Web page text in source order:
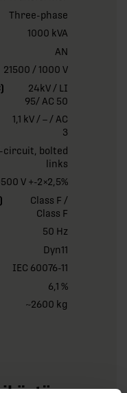
Three-phase
1000 kVA
AN
21500 / 1000 V
24kV / LI
95/ AC 50
1,1 kV / – / AC
3
circuit, bolted
links
V +-2×2,5%
Class F /
Class F
50 Hz
Dyn11
IEC 60076-11
6,1 %
~2600 kg